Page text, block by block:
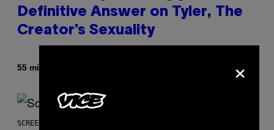
Definitive Answer on Tyler, The
Creator’s Sexuality
55 minutes ago
SCREENSHOT: MACHINEGAMES/ID SOFTWARE
×